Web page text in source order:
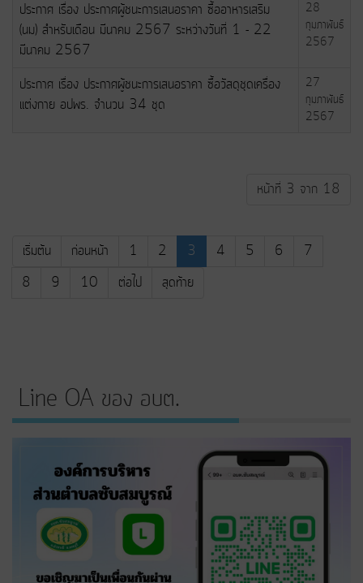
ประกาศ เรื่อง ประกาศผู้ชนะการเสนอราคา ซื้ออาหารเสริม
(นม) สำหรับเดือน มีนาคม 2567 ระหว่างวันที่ 1 - 22
มีนาคม 2567
28
กุมภาพันธ์
2567
ประกาศ เรื่อง ประกาศผู้ชนะการเสนอราคา ซื้อวัสดุชุดเครื่อง
แต่งกาย อปพร. จำนวน 34 ชุด
27
กุมภาพันธ์
2567
หน้าที่ 3 จาก 18
เริ่มต้น ก่อนหน้า 1 2 3 4 5 6
7
8
9 10 ต่อไป สุดท้าย
Line OA ของ อบต.